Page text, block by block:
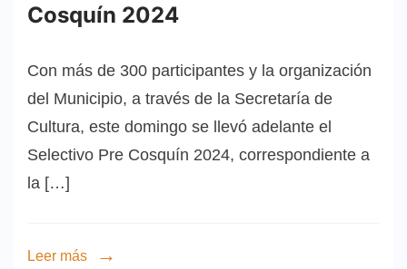
Cosquín 2024
Con más de 300 participantes y la organización
del Municipio, a través de la Secretaría de
Cultura, este domingo se llevó adelante el
Selectivo Pre Cosquín 2024, correspondiente a
la […]
Leer más